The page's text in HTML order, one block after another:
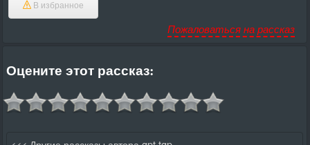
В избранное
Пожаловаться на рассказ
Оцените этот рассказ: